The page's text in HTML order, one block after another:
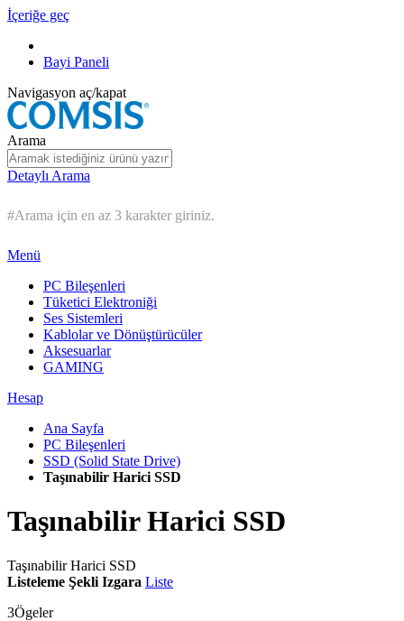
İçeriğe geç
Bayi Paneli
Navigasyon aç/kapat
Arama
Detaylı Arama
#Arama için en az 3 karakter giriniz.
Menü
PC Bileşenleri
Tüketici Elektroniği
Ses Sistemleri
Kablolar ve Dönüştürücüler
Aksesuarlar
GAMING
Hesap
Ana Sayfa
PC Bileşenleri
SSD (Solid State Drive)
Taşınabilir Harici SSD
Taşınabilir Harici SSD
Taşınabilir Harici SSD
Listeleme Şekli Izgara Liste
3Ögeler